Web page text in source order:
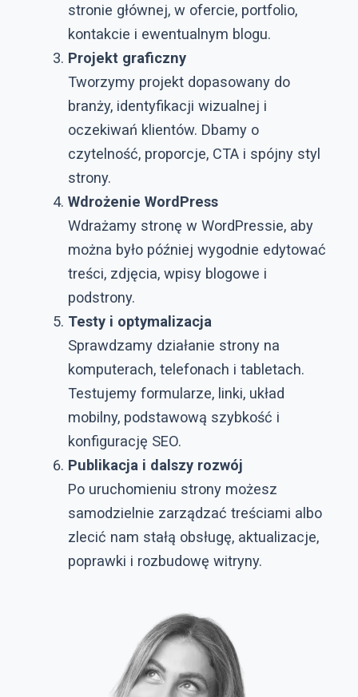
stronie głównej, w ofercie, portfolio,
kontakcie i ewentualnym blogu.
Projekt graficzny
Tworzymy projekt dopasowany do
branży, identyfikacji wizualnej i
oczekiwań klientów. Dbamy o
czytelność, proporcje, CTA i spójny styl
strony.
Wdrożenie WordPress
Wdrażamy stronę w WordPressie, aby
można było później wygodnie edytować
treści, zdjęcia, wpisy blogowe i
podstrony.
Testy i optymalizacja
Sprawdzamy działanie strony na
komputerach, telefonach i tabletach.
Testujemy formularze, linki, układ
mobilny, podstawową szybkość i
konfigurację SEO.
Publikacja i dalszy rozwój
Po uruchomieniu strony możesz
samodzielnie zarządzać treściami albo
zlecić nam stałą obsługę, aktualizacje,
poprawki i rozbudowę witryny.